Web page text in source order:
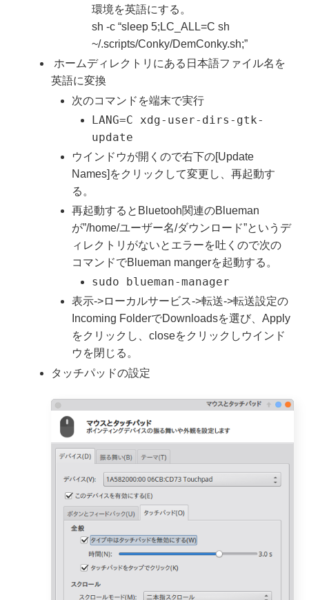
環境を英語にする。
sh -c “sleep 5;LC_ALL=C sh
~/.scripts/Conky/DemConky.sh;”
ホームディレクトリにある日本語ファイル名を
英語に変換
次のコマンドを端末で実行
LANG=C xdg-user-dirs-gtk-
update
ウインドウが開くので右下の[Update
Names]をクリックして変更し、再起動す
る。
再起動するとBluetooh関連のBlueman
が”/home/ユーザー名/ダウンロード”というデ
ィレクトリがないとエラーを吐くので次の
コマンドでBlueman mangerを起動する。
sudo blueman-manager
表示->ローカルサービス->転送->転送設定の
Incoming FolderでDownloadsを選び、Apply
をクリックし、closeをクリックしウインド
ウを閉じる。
タッチパッドの設定